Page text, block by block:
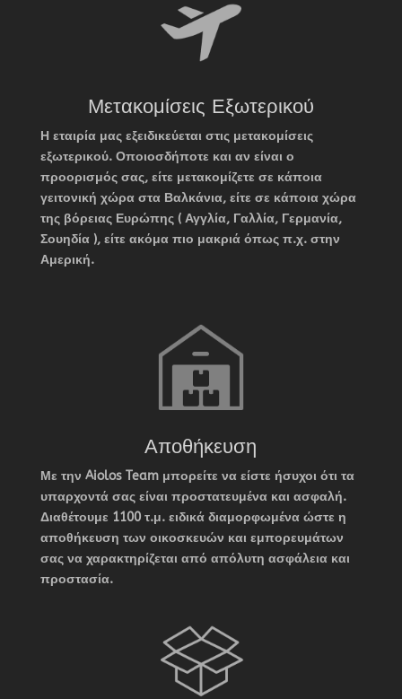
Μετακομίσεις Εξωτερικού
Η εταιρία μας εξειδικεύεται στις μετακομίσεις
εξωτερικού. Οποιοσδήποτε και αν είναι ο
προορισμός σας, είτε μετακομίζετε σε κάποια
γειτονική χώρα στα Βαλκάνια, είτε σε κάποια χώρα
της βόρειας Ευρώπης ( Αγγλία, Γαλλία, Γερμανία,
Σουηδία ), είτε ακόμα πιο μακριά όπως π.χ. στην
Αμερική.
Αποθήκευση
Με την Aiolos Team μπορείτε να είστε ήσυχοι ότι τα
υπαρχοντά σας είναι προστατευμένα και ασφαλή.
Διαθέτουμε 1100 τ.μ. ειδικά διαμορφωμένα ώστε η
αποθήκευση των οικοσκευών και εμπορευμάτων
σας να χαρακτηρίζεται από απόλυτη ασφάλεια και
προστασία.